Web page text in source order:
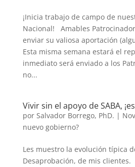
¡Inicia trabajo de campo de
Nacional! Amables
enviar su valiosa aportación
Esta misma semana estará el
inmediato será enviado a los
no...
Vivir sin el apoyo de SABA,
por Salvador Borrego, PhD. |
nuevo gobierno?
Les muestro la evolución típica
Desaprobación, de mis